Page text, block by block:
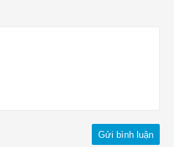
Gửi bình luận